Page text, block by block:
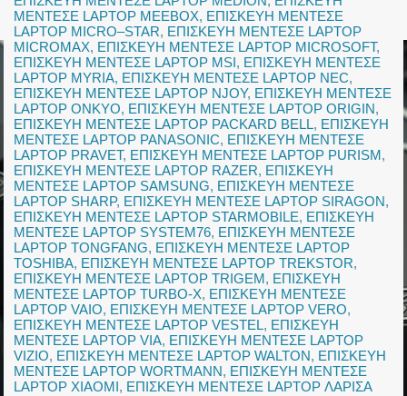
ΜΕΝΤΕΣΕ LAPTOP MEEBOX, ΕΠΙΣΚΕΥΗ ΜΕΝΤΕΣΕ
LAPTOP MICRO–STAR, ΕΠΙΣΚΕΥΗ ΜΕΝΤΕΣΕ LAPTOP
MICROMAX, ΕΠΙΣΚΕΥΗ ΜΕΝΤΕΣΕ LAPTOP MICROSOFT,
ΕΠΙΣΚΕΥΗ ΜΕΝΤΕΣΕ LAPTOP MSI, ΕΠΙΣΚΕΥΗ ΜΕΝΤΕΣΕ
LAPTOP MYRIA, ΕΠΙΣΚΕΥΗ ΜΕΝΤΕΣΕ LAPTOP NEC,
ΕΠΙΣΚΕΥΗ ΜΕΝΤΕΣΕ LAPTOP NJOY, ΕΠΙΣΚΕΥΗ ΜΕΝΤΕΣΕ
LAPTOP ONKYO, ΕΠΙΣΚΕΥΗ ΜΕΝΤΕΣΕ LAPTOP ORIGIN,
ΕΠΙΣΚΕΥΗ ΜΕΝΤΕΣΕ LAPTOP PACKARD BELL, ΕΠΙΣΚΕΥΗ
ΜΕΝΤΕΣΕ LAPTOP PANASONIC, ΕΠΙΣΚΕΥΗ ΜΕΝΤΕΣΕ
LAPTOP PRAVET, ΕΠΙΣΚΕΥΗ ΜΕΝΤΕΣΕ LAPTOP PURISM,
ΕΠΙΣΚΕΥΗ ΜΕΝΤΕΣΕ LAPTOP RAZER, ΕΠΙΣΚΕΥΗ
ΜΕΝΤΕΣΕ LAPTOP SAMSUNG, ΕΠΙΣΚΕΥΗ ΜΕΝΤΕΣΕ
LAPTOP SHARP, ΕΠΙΣΚΕΥΗ ΜΕΝΤΕΣΕ LAPTOP SIRAGON,
ΕΠΙΣΚΕΥΗ ΜΕΝΤΕΣΕ LAPTOP STARMOBILE, ΕΠΙΣΚΕΥΗ
ΜΕΝΤΕΣΕ LAPTOP SYSTEM76, ΕΠΙΣΚΕΥΗ ΜΕΝΤΕΣΕ
LAPTOP TONGFANG, ΕΠΙΣΚΕΥΗ ΜΕΝΤΕΣΕ LAPTOP
TOSHIBA, ΕΠΙΣΚΕΥΗ ΜΕΝΤΕΣΕ LAPTOP TREKSTOR,
ΕΠΙΣΚΕΥΗ ΜΕΝΤΕΣΕ LAPTOP TRIGEM, ΕΠΙΣΚΕΥΗ
ΜΕΝΤΕΣΕ LAPTOP TURBO-X, ΕΠΙΣΚΕΥΗ ΜΕΝΤΕΣΕ
LAPTOP VAIO, ΕΠΙΣΚΕΥΗ ΜΕΝΤΕΣΕ LAPTOP VERO,
ΕΠΙΣΚΕΥΗ ΜΕΝΤΕΣΕ LAPTOP VESTEL, ΕΠΙΣΚΕΥΗ
ΜΕΝΤΕΣΕ LAPTOP VIA, ΕΠΙΣΚΕΥΗ ΜΕΝΤΕΣΕ LAPTOP
VIZIO, ΕΠΙΣΚΕΥΗ ΜΕΝΤΕΣΕ LAPTOP WALTON, ΕΠΙΣΚΕΥΗ
ΜΕΝΤΕΣΕ LAPTOP WORTMANN, ΕΠΙΣΚΕΥΗ ΜΕΝΤΕΣΕ
LAPTOP XIAOMI, ΕΠΙΣΚΕΥΗ ΜΕΝΤΕΣΕ LAPTOP ΛΑΡΙΣΑ